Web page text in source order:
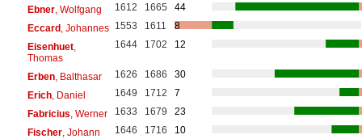
Ebner, Wolfgang 1612 1665
44
Eccard, Johannes 1553 1611
8
Eisenhuet,
Thomas
1644 1702 12
Erben, Balthasar 1626 1686
30
Erich, Daniel 1649 1712
7
Fabricius , Werner 1633 1679
23
Fischer, Johann 1646 1716
10